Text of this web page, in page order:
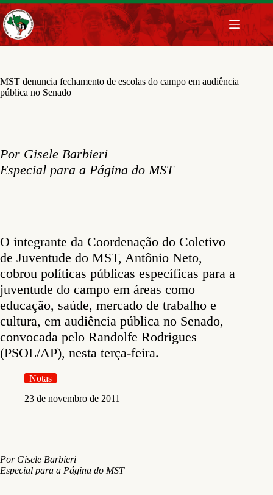
Pular
para
o
conteúdo
MST denuncia fechamento de escolas do campo em audiência
pública no Senado
Por Gisele Barbieri
Especial para a Página do MST
O integrante da Coordenação do Coletivo
de Juventude do MST, Antônio Neto,
cobrou políticas públicas específicas para a
juventude do campo em áreas como
educação, saúde, mercado de trabalho e
cultura, em audiência pública no Senado,
convocada pelo Randolfe Rodrigues
(PSOL/AP), nesta terça-feira.
Notas
23 de novembro de 2011
Por Gisele Barbieri
Especial para a Página do MST